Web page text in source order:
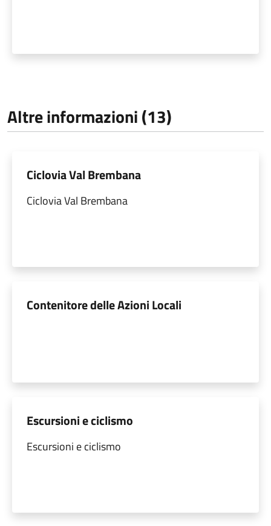
Altre informazioni (13)
Ciclovia Val Brembana
Ciclovia Val Brembana
Contenitore delle Azioni Locali
Escursioni e ciclismo
Escursioni e ciclismo